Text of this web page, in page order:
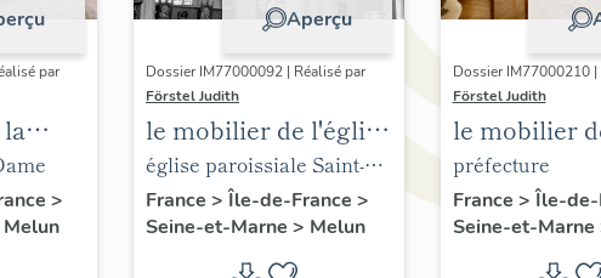
par
>
Melun
Aperçu
Dossier IM77000092 | Réalisé par
Förstel Judith
le mobilier de l'église
Saint-Aspais
église paroissiale Saint-
Aspais
France > Île-de-France >
Seine-et-Marne > Melun
Dossier IM77000210 |
Förstel Judith
le mobilier
préfecture de
et-Marne
préfecture
France > Île-de-
Seine-et-Marne